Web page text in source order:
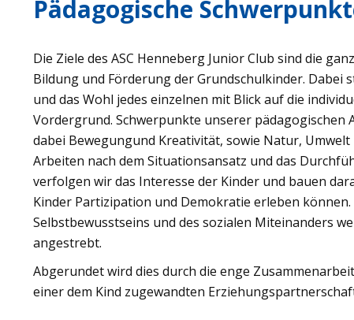
Pädagogische
Die Ziele des ASC Henneberg Junior Club sind die
Bildung und Förderung der Grundschulkinder. Dabei
und das Wohl jedes einzelnen mit Blick auf die
Vordergrund. Schwerpunkte unserer pädagogischen
dabei Bewegungund Kreativität, sowie Natur, Umwelt
Arbeiten nach dem Situationsansatz und das
verfolgen wir das Interesse der Kinder und bauen
Kinder Partizipation und Demokratie erleben können.
Selbstbewusstseins und des sozialen Miteinanders
angestrebt.
Abgerundet wird dies durch die enge
einer dem Kind zugewandten